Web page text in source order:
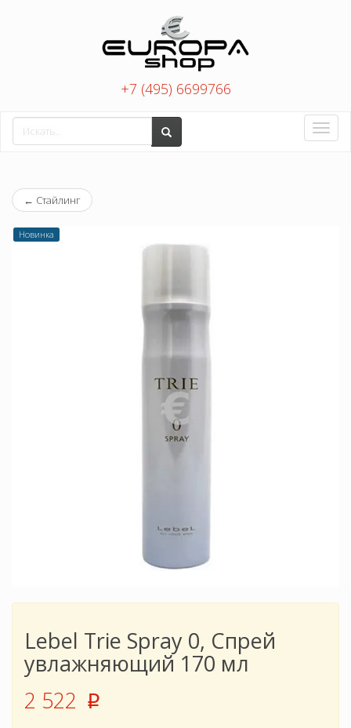
+7 (495) 6699766
Toggle
← Стайлинг
Новинка
Lebel Trie Spray 0, Спрей
увлажняющий 170 мл
2 522 p